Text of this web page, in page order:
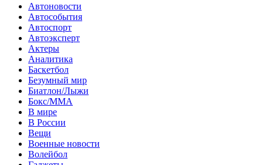
Автоновости
Автособытия
Автоспорт
Автоэксперт
Актеры
Аналитика
Баскетбол
Безумный мир
Биатлон/Лыжи
Бокс/MMA
В мире
В России
Вещи
Военные новости
Волейбол